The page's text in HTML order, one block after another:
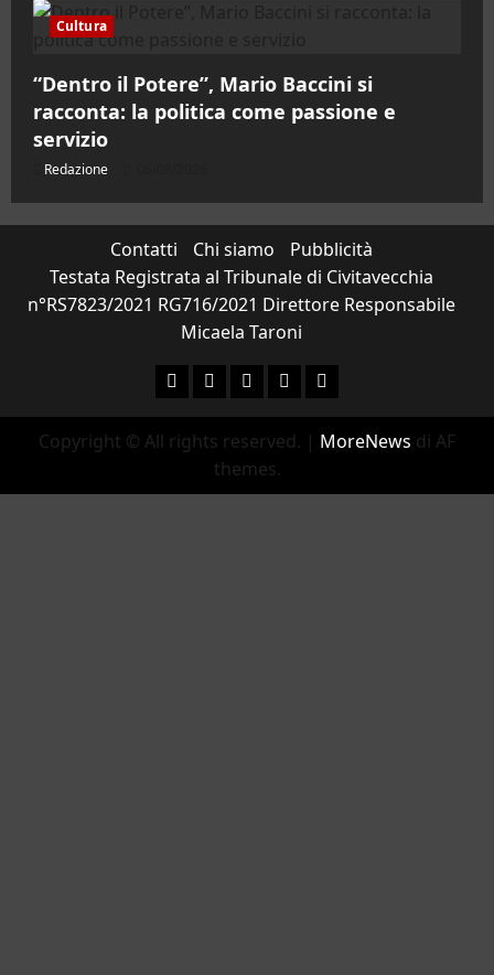
Cultura
“Dentro il Potere”, Mario Baccini si
racconta: la politica come passione e
servizio
Redazione
Contatti Chi siamo
Pubblicità
Testata Registrata al Tribunale di Civitavecchia
n°RS7823/2021 RG716/2021 Direttore Responsabile
Micaela Taroni
FacebookInstagram
YouTubeTwitterEmail
Copyright © All rights reserved. | MoreNews di AF
themes.